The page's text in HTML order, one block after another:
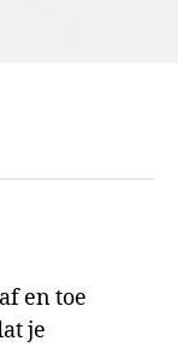
en toe
je